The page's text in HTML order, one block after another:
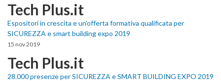
Tech Plus.it
Espositori in crescita e un'offerta formativa qualificata per
SICUREZZA e smart building expo 2019
15 nov 2019
Tech Plus.it
28.000 presenze per SICUREZZA e SMART BUILDING EXPO 2019